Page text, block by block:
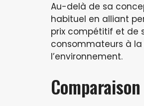
Au-delà de sa
habituel en alliant
prix compétitif et de
consommateurs à
l’environnement.